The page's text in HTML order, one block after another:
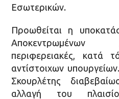
Εσωτερικών.
Προωθείται η
Αποκεντρωμένων
περιφερειακές, κατά
αντίστοιχων
Σκουρλέτης
αλλαγή του